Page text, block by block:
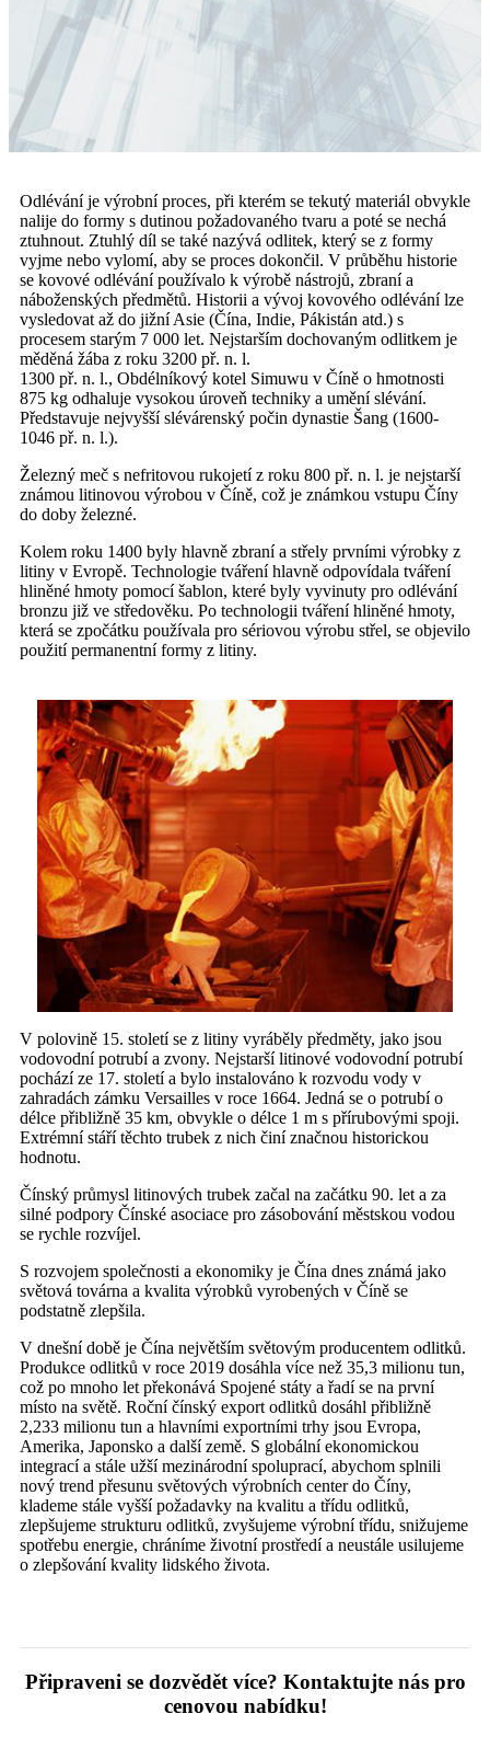
Odlévání je výrobní proces, při kterém se tekutý materiál obvykle
nalije do formy s dutinou požadovaného tvaru a poté se nechá
ztuhnout. Ztuhlý díl se také nazývá odlitek, který se z formy
vyjme nebo vylomí, aby se proces dokončil. V průběhu historie
se kovové odlévání používalo k výrobě nástrojů, zbraní a
náboženských předmětů. Historii a vývoj kovového odlévání lze
vysledovat až do jižní Asie (Čína, Indie, Pákistán atd.) s
procesem starým 7 000 let. Nejstarším dochovaným odlitkem je
měděná žába z roku 3200 př. n. l.
1300 př. n. l., Obdélníkový kotel Simuwu v Číně o hmotnosti
875 kg odhaluje vysokou úroveň techniky a umění slévání.
Představuje nejvyšší slévárenský počin dynastie Šang (1600-
1046 př. n. l.).
Železný meč s nefritovou rukojetí z roku 800 př. n. l. je nejstarší
známou litinovou výrobou v Číně, což je známkou vstupu Číny
do doby železné.
Kolem roku 1400 byly hlavně zbraní a střely prvními výrobky z
litiny v Evropě. Technologie tváření hlavně odpovídala tváření
hliněné hmoty pomocí šablon, které byly vyvinuty pro odlévání
bronzu již ve středověku. Po technologii tváření hliněné hmoty,
která se zpočátku používala pro sériovou výrobu střel, se objevilo
použití permanentní formy z litiny.
V polovině 15. století se z litiny vyráběly předměty, jako jsou
vodovodní potrubí a zvony. Nejstarší litinové vodovodní potrubí
pochází ze 17. století a bylo instalováno k rozvodu vody v
zahradách zámku Versailles v roce 1664. Jedná se o potrubí o
délce přibližně 35 km, obvykle o délce 1 m s přírubovými spoji.
Extrémní stáří těchto trubek z nich činí značnou historickou
hodnotu.
Čínský průmysl litinových trubek začal na začátku 90. let a za
silné podpory Čínské asociace pro zásobování městskou vodou
se rychle rozvíjel.
S rozvojem společnosti a ekonomiky je Čína dnes známá jako
světová továrna a kvalita výrobků vyrobených v Číně se
podstatně zlepšila.
V dnešní době je Čína největším světovým producentem odlitků.
Produkce odlitků v roce 2019 dosáhla více než 35,3 milionu tun,
což po mnoho let překonává Spojené státy a řadí se na první
místo na světě. Roční čínský export odlitků dosáhl přibližně
2,233 milionu tun a hlavními exportními trhy jsou Evropa,
Amerika, Japonsko a další země. S globální ekonomickou
integrací a stále užší mezinárodní spoluprací, abychom splnili
nový trend přesunu světových výrobních center do Číny,
klademe stále vyšší požadavky na kvalitu a třídu odlitků,
zlepšujeme strukturu odlitků, zvyšujeme výrobní třídu, snižujeme
spotřebu energie, chráníme životní prostředí a neustále usilujeme
o zlepšování kvality lidského života.
Připraveni se dozvědět více? Kontaktujte nás pro
cenovou nabídku!